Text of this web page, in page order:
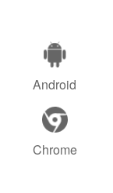
Android
Chrome